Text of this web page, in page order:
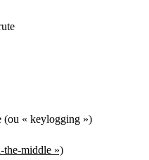
(ou « keylogging »)
the-middle »)